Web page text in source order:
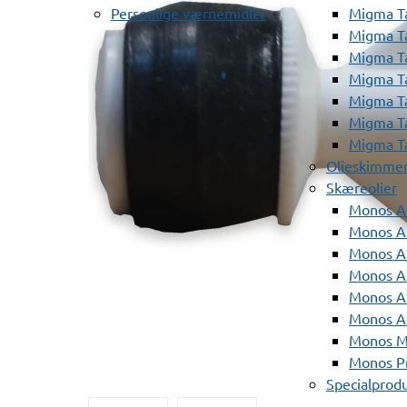
Personlige værnemidler
Migma
Migma
Migma
Migma
Migma
Migma
Migma
Skæreolier
Monos
Monos
Monos
Monos
Monos
Monos
Monos
Monos